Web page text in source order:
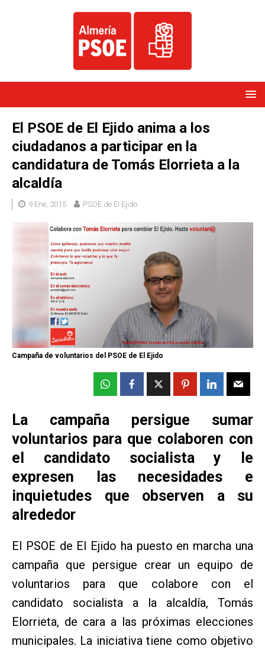
El PSOE de El Ejido anima a los
ciudadanos a participar en la
candidatura de Tomás Elorrieta a la
alcaldía
9 Ene, 2015 PSOE de El Ejido
Campaña de voluntarios del PSOE de El Ejido
La campaña persigue sumar
voluntarios para que colaboren con
el candidato socialista y le
expresen las necesidades e
inquietudes que observen a su
alrededor
El PSOE de El Ejido ha puesto en marcha una
campaña que persigue crear un equipo de
voluntarios para que colabore con el
candidato socialista a la alcaldía, Tomás
Elorrieta, de cara a las próximas elecciones
municipales. La iniciativa tiene como objetivo